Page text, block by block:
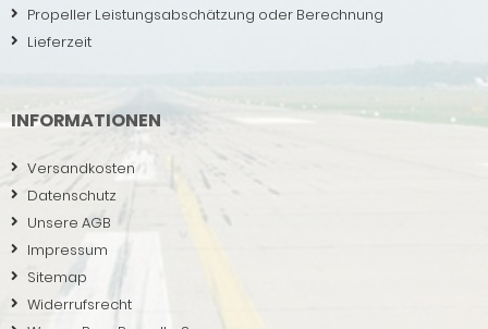
Propeller Leistungsabschätzung oder Berechnung
Lieferzeit
INFORMATIONEN
Versandkosten
Datenschutz
Unsere AGB
Impressum
Sitemap
Widerrufsrecht